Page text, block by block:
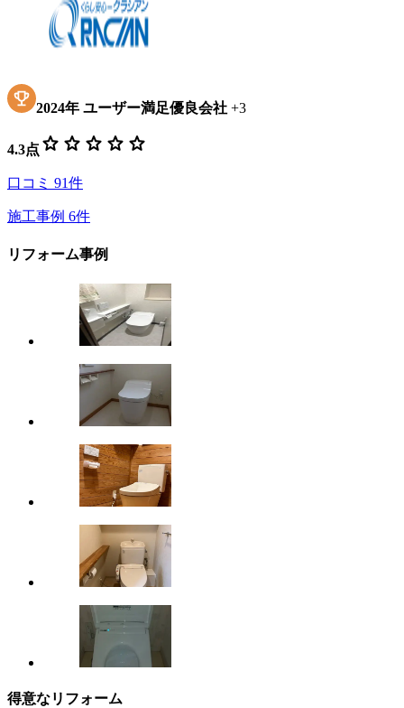
2024年 ユーザー満足優良会社 +3
4.3点 star star star star star
口コミ 91件
施工事例 6件
リフォーム事例
得意なリフォーム